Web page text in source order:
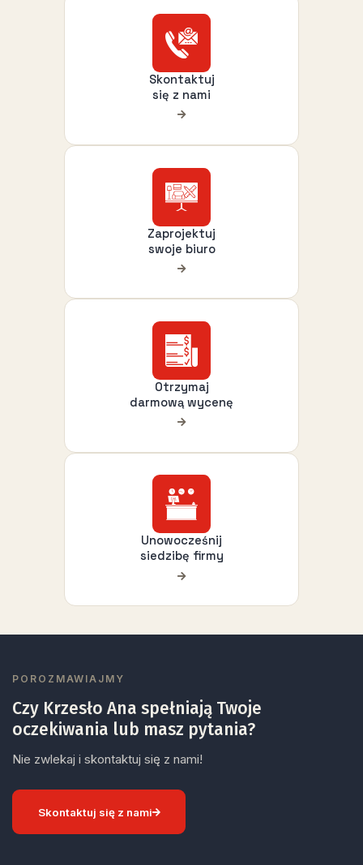
Skontaktuj
się z nami
Zaprojektuj
swoje biuro
Otrzymaj
darmową wycenę
Unowocześnij
siedzibę firmy
POROZMAWIAJMY
Czy Krzesło Ana spełniają Twoje
oczekiwania lub masz pytania?
Nie zwlekaj i skontaktuj się z nami!
Skontaktuj się z nami